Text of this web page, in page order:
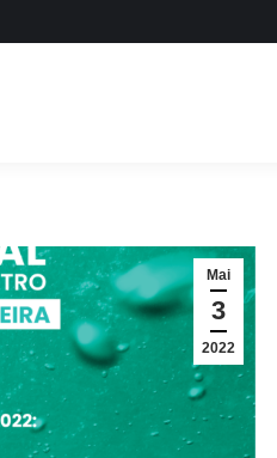
Mai
3
2022